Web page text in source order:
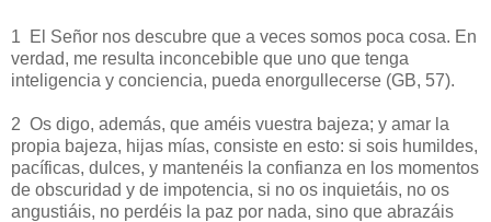
1 El Señor nos descubre que a veces somos poca cosa. En
verdad, me resulta inconcebible que uno que tenga
inteligencia y conciencia, pueda enorgullecerse (GB, 57).
2 Os digo, además, que améis vuestra bajeza; y amar la
propia bajeza, hijas mías, consiste en esto: si sois humildes,
pacíficas, dulces, y mantenéis la confianza en los momentos
de obscuridad y de impotencia, si no os inquietáis, no os
angustiáis, no perdéis la paz por nada, sino que abrazáis